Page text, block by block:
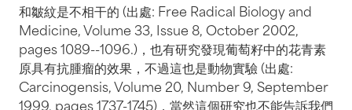
和皺紋是不相干的 (出處: Free Radical Biology and
Medicine, Volume 33, Issue 8, October 2002,
pages 1089--1096.)，也有研究發現葡萄籽中的花青素
原具有抗腫瘤的效果，不過這也是動物實驗 (出處:
Carcinogensis, Volume 20, Number 9, September
1999, pages 1737-1745)，當然這個研究也不能告訴我們